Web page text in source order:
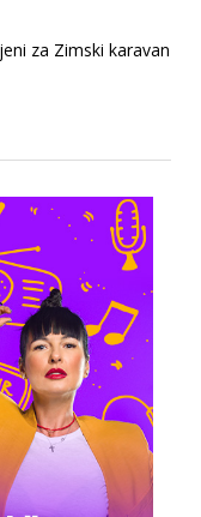
za Zimski karavan